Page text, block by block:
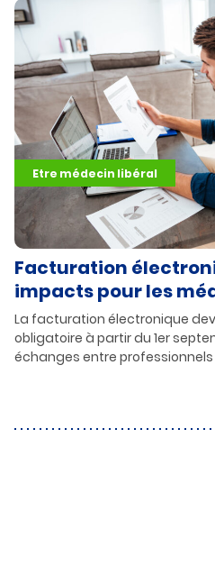
Facturation
impacts pour les
La facturation électronique
obligatoire à partir du 1er
échanges entre
Etre médecin libéral